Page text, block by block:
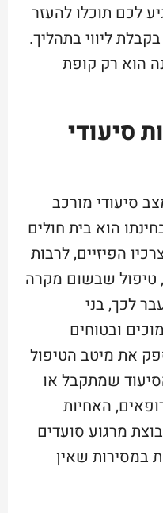
לכם תוכלו להעזר
ליווי בתהליך.
הוא רק קופת
סיעודי
סיעודי מורכב
הוא בית חולים
הפיזיים, לרבות
טיפול שבשום מקרה
לכך, בני
ובטוחים
את מיטב הטיפול
שמתקבל או
האחיות
מרגוע סועדים
במסירות שאין